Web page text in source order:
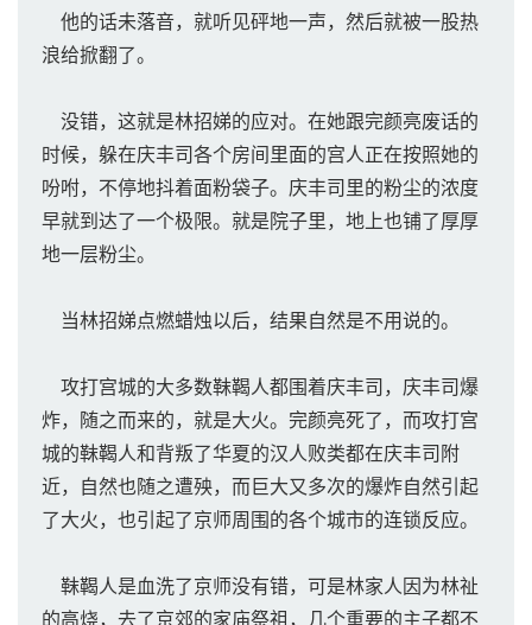
他的话未落音，就听见砰地一声，然后就被一股热
浪给掀翻了。
没错，这就是林招娣的应对。在她跟完颜亮废话的
时候，躲在庆丰司各个房间里面的宫人正在按照她的
吩咐，不停地抖着面粉袋子。庆丰司里的粉尘的浓度
早就到达了一个极限。就是院子里，地上也铺了厚厚
地一层粉尘。
当林招娣点燃蜡烛以后，结果自然是不用说的。
攻打宫城的大多数靺鞨人都围着庆丰司，庆丰司爆
炸，随之而来的，就是大火。完颜亮死了，而攻打宫
城的靺鞨人和背叛了华夏的汉人败类都在庆丰司附
近，自然也随之遭殃，而巨大又多次的爆炸自然引起
了大火，也引起了京师周围的各个城市的连锁反应。
靺鞨人是血洗了京师没有错，可是林家人因为林祉
的高烧，去了京郊的家庙祭祖，几个重要的主子都不